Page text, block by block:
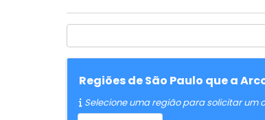
Regiões de São Paulo que a
Selecione uma região para solicitar um